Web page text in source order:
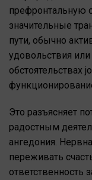
префронтальную
значительные
пути, обычно
удовольствия
Это разъясняет
радостным
ангедония.
переживать
ответственность